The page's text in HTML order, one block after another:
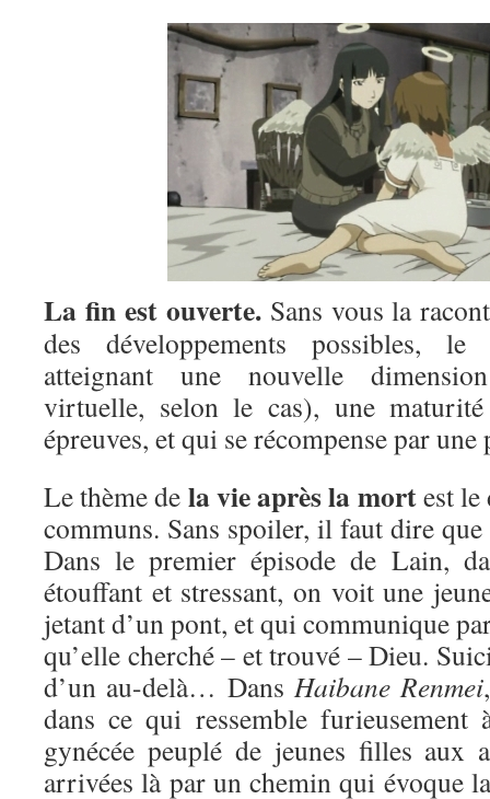
La fin est ouverte.Sans vous la
des développements possibles, le
atteignant une nouvelle
virtuelle, selon le cas), une
épreuves, et qui se récompense par
Le thème de la vie après la mortest le
communs. Sans spoiler, il faut dire que
Dans le premier épisode de Lain,
étouffant et stressant, on voit une
jetant d’un pont, et qui communique
qu’elle cherché – et trouvé – Dieu.
d’un au-delà… Dans Haibane Renmei
dans ce qui ressemble furieusement
gynécée peuplé de jeunes filles aux
arrivées là par un chemin qui évoque